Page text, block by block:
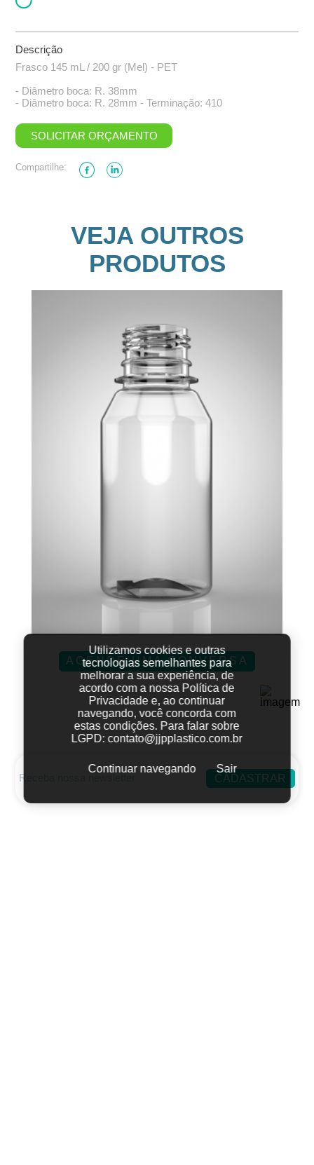
Descrição
Frasco 145 mL / 200 gr (Mel) - PET
- Diâmetro boca: R. 38mm
- Diâmetro boca: R. 28mm - Terminação: 410
SOLICITAR ORÇAMENTO
Compartilhe:
VEJA OUTROS
PRODUTOS
AGENDE UMA CONVERSA
CADASTRAR
Utilizamos cookies e outras
tecnologias semelhantes para
melhorar a sua experiência, de
acordo com a nossa Política de
Privacidade e, ao continuar
navegando, você concorda com
estas condições. Para falar sobre
LGPD:contato@jjpplastico.com.br
Continuar navegando Sair